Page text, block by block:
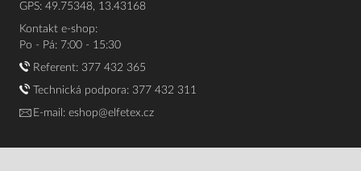
GPS: 49.75348, 13.43168
Kontakt e-shop:
Po - Pá: 7:00 - 15:30
Referent: 377 432 365
Technická podpora: 377 432 311
E-mail: eshop@elfetex.cz